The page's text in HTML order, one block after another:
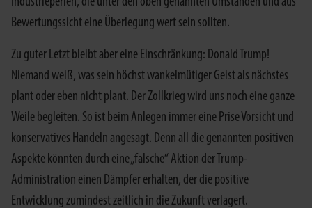
Bewertungssicht eine Überlegung wert sein sollten.
Zu guter Letzt bleibt aber eine Einschränkung: Donald Trump!
Niemand weiß, was sein höchst wankelmütiger Geist als nächstes
plant oder eben nicht plant. Der Zollkrieg wird uns noch eine ganze
Weile begleiten. So ist beim Anlegen immer eine Prise Vorsicht und
konservatives Handeln angesagt. Denn all die genannten positiven
Aspekte könnten durch eine „falsche“ Aktion der Trump-
Administration einen Dämpfer erhalten, der die positive
Entwicklung zumindest zeitlich in die Zukunft verlagert.